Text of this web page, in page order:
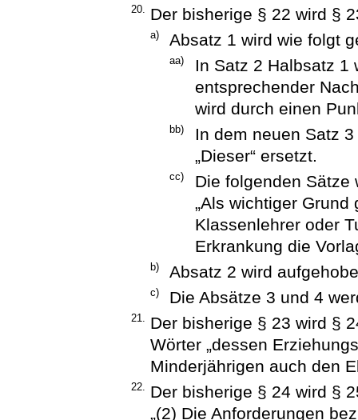
20. Der bisherige § 22 wird §
a) Absatz 1 wird wie folgt
aa)
In Satz 2 Halbsatz 1
entsprechender
wird durch einen
bb)
In dem neuen Satz
„Dieser“ ersetzt.
cc)
Die folgenden Sätze
„Als wichtiger
Klassenlehrer oder
Erkrankung die
b) Absatz 2 wird
c) Die Absätze 3 und 4
21.
Der bisherige § 23 wird §
Wörter „dessen
Minderjährigen auch den
22.
Der bisherige § 24 wird §
„(2) Die Anforderungen